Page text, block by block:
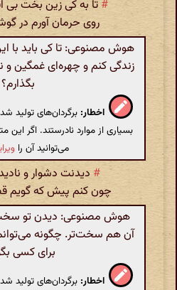
# تا به کی زین بخت بی
روی حرمان آورم در
هوش مصنوعی: تا کی باید با
زندگی کنم و چهره‌ای غمگین و
بگذارم؟
اخطار: برگردان‌های
بسیاری از موارد نادرستند. اگر
می‌توانید آن را
# دیدنت دشوار و
چون کنم پیش که گویم
هوش مصنوعی: دیدن تو سخت
آن هم سخت‌تر. چگونه
برای کسی
اخطار: برگردان‌های